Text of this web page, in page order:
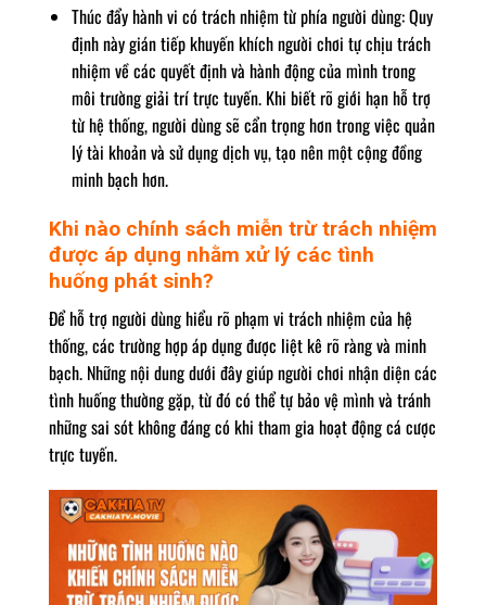
Thúc đẩy hành vi có trách nhiệm từ phía người dùng: Quy
định này gián tiếp khuyến khích người chơi tự chịu trách
nhiệm về các quyết định và hành động của mình trong
môi trường giải trí trực tuyến. Khi biết rõ giới hạn hỗ trợ
từ hệ thống, người dùng sẽ cẩn trọng hơn trong việc quản
lý tài khoản và sử dụng dịch vụ, tạo nên một cộng đồng
minh bạch hơn.
Khi nào chính sách miễn trừ trách nhiệm
được áp dụng nhằm xử lý các tình
huống phát sinh?
Để hỗ trợ người dùng hiểu rõ phạm vi trách nhiệm của hệ
thống, các trường hợp áp dụng được liệt kê rõ ràng và minh
bạch. Những nội dung dưới đây giúp người chơi nhận diện các
tình huống thường gặp, từ đó có thể tự bảo vệ mình và tránh
những sai sót không đáng có khi tham gia hoạt động cá cược
trực tuyến.